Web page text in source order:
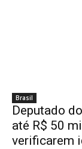
Brasil
Deputado
até R$ 50
verificarem